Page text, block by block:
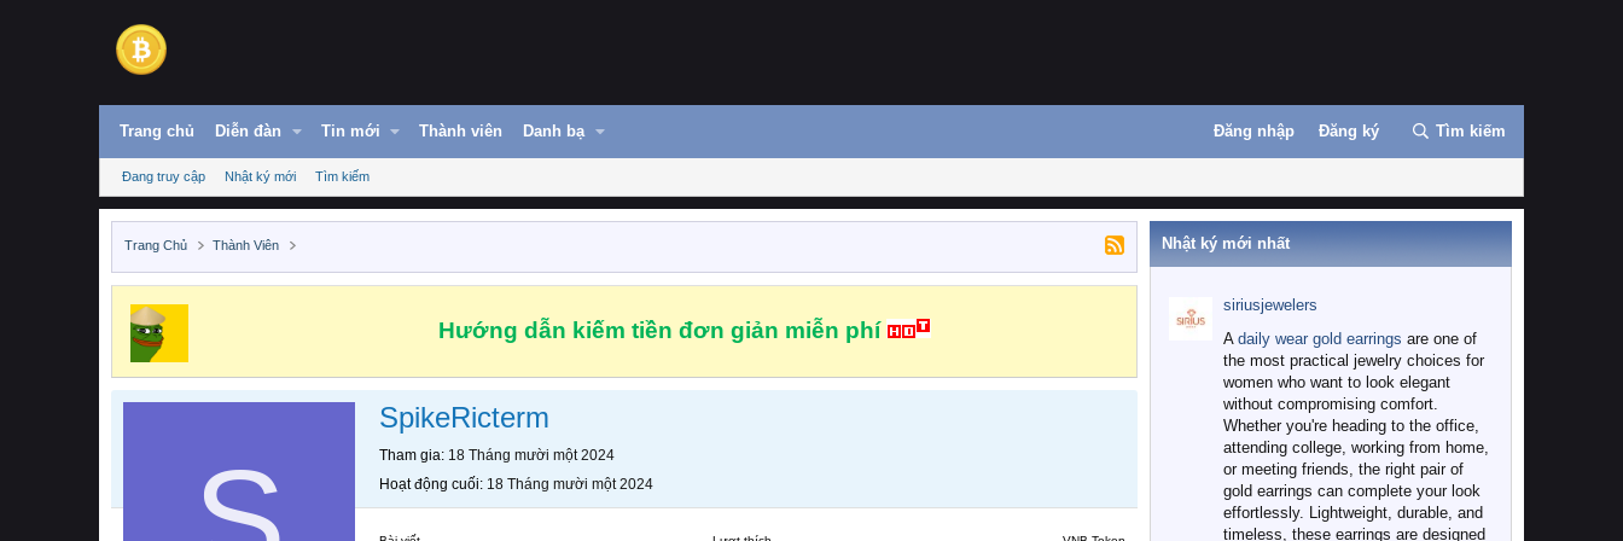
Trang chủ Diễn đàn Tin mới Thành viên Danh bạ Đăng nhập Đăng ký Tìm kiếm
Đang truy cập Nhật ký mới Tìm kiếm
Trang Chủ Thành Viên
Hướng dẫn kiếm tiền đơn giản miễn phí
SpikeRicterm
Tham gia 18 Tháng mười một 2024
Hoạt động cuối 18 Tháng mười một 2024
Nhật ký mới nhất
siriusjewelers
A daily wear gold earrings are one of
the most practical jewelry choices for
women who want to look elegant
without compromising comfort.
Whether you're heading to the office,
attending college, working from home,
or meeting friends, the right pair of
gold earrings can complete your look
effortlessly. Lightweight, durable, and
timeless, these earrings are designed